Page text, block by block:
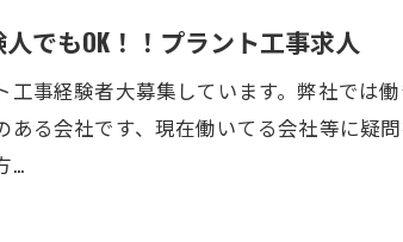
でもOK！！プラント工事求人
工事経験者大募集しています。弊社では
ある会社です、現在働いてる会社等に疑
…